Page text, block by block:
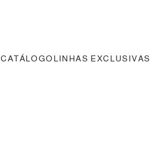
CATÁLOGOLINHAS EXCLUSIVAS